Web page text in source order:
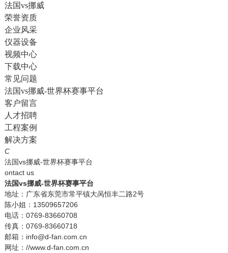
法国vs挪威
荣誉资质
企业风采
仪器设备
视频中心
下载中心
常见问题
法国vs挪威-世界杯赛事平台
客户留言
人才招聘
工程案例
解决方案
C
法国vs挪威-世界杯赛事平台
ontact us
法国vs挪威-世界杯赛事平台
地址：广东省东莞市常平镇大呙恒丰二路2号
陈小姐：13509657206
电话：0769-83660708
传真：0769-83660718
邮箱：info@d-fan.com.cn
网址：//www.d-fan.com.cn